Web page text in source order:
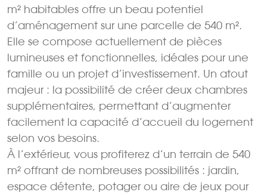
m² habitables offre un beau potentiel
d’aménagement sur une parcelle de 540 m².
Elle se compose actuellement de pièces
lumineuses et fonctionnelles, idéales pour une
famille ou un projet d’investissement. Un atout
majeur : la possibilité de créer deux chambres
supplémentaires, permettant d’augmenter
facilement la capacité d’accueil du logement
selon vos besoins.
À l’extérieur, vous profiterez d’un terrain de 540
m² offrant de nombreuses possibilités : jardin,
espace détente, potager ou aire de jeux pour